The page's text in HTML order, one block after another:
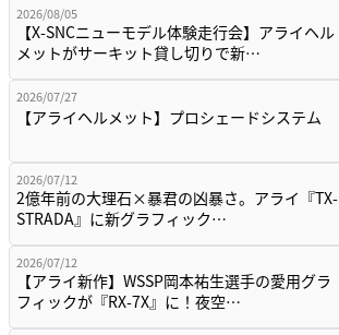
2026/08/05
【X-SNCニューモデル体験走行会】アライヘル
メットがサーキット貸し切りで新…
2026/07/27
【アライヘルメット】プロシェードシステム
2026/07/12
2億年前の大理石×暴君の凶暴さ。アライ『TX-
STRADA』に新グラフィック…
2026/07/12
【アライ新作】WSSP岡本祐生選手の愛用グラ
フィックが『RX-7X』に！夜空…